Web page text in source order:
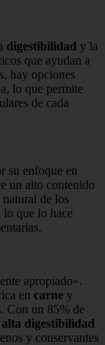
digestibilidad y la
que ayudan a
hay opciones
lo que permite
de cada
su enfoque en
un alto contenido
de los
lo que lo hace
apropiado».
en carne y
Con un 85% de
alta digestibilidad
y conservantes